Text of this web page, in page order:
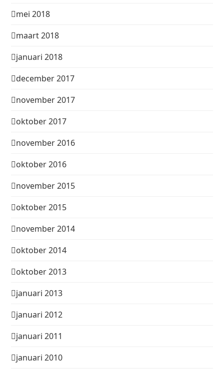
mei 2018
maart 2018
januari 2018
december 2017
november 2017
oktober 2017
november 2016
oktober 2016
november 2015
oktober 2015
november 2014
oktober 2014
oktober 2013
januari 2013
januari 2012
januari 2011
januari 2010